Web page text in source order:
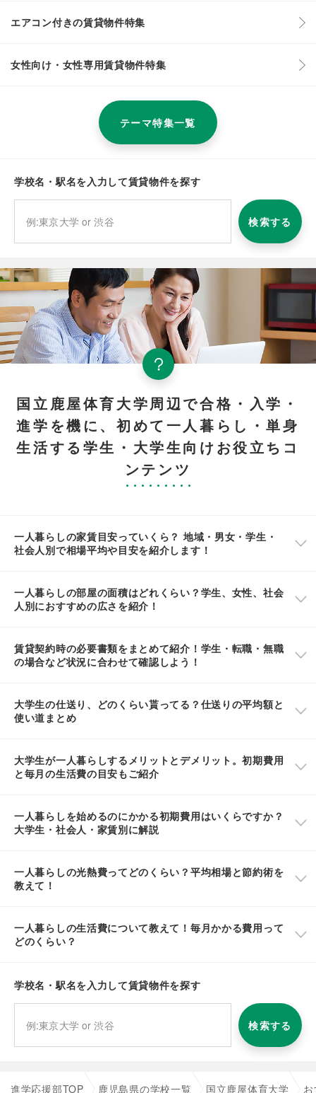
エアコン付きの賃貸物件特集
女性向け・女性専用賃貸物件特集
テーマ特集一覧
学校名・駅名を入力して賃貸物件を探す
検索する
国立鹿屋体育大学周辺で合格・入学・
進学を機に、初めて一人暮らし・単身
生活する学生・大学生向けお役立ちコ
ンテンツ
一人暮らしの家賃目安っていくら？ 地域・男女・学生・
社会人別で相場平均や目安を紹介します！
一人暮らしの部屋の面積はどれくらい？学生、女性、社会
人別におすすめの広さを紹介！
賃貸契約時の必要書類をまとめて紹介！学生・転職・無職
の場合など状況に合わせて確認しよう！
大学生の仕送り、どのくらい貰ってる？仕送りの平均額と
使い道まとめ
大学生が一人暮らしするメリットとデメリット。初期費用
と毎月の生活費の目安もご紹介
一人暮らしを始めるのにかかる初期費用はいくらですか？
大学生・社会人・家賃別に解説
一人暮らしの光熱費ってどのくらい？平均相場と節約術を
教えて！
一人暮らしの生活費について教えて！毎月かかる費用って
どのくらい？
学校名・駅名を入力して賃貸物件を探す
検索する
進学応援部TOP 鹿児島県の学校一覧 国立鹿屋体育大学